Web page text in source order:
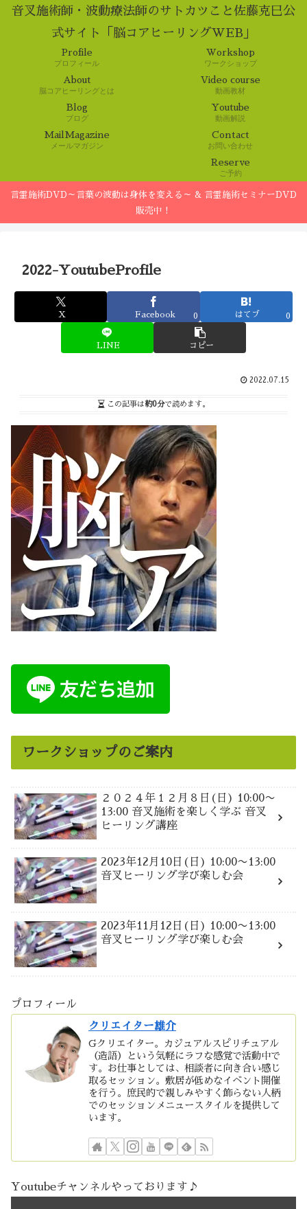
音叉施術師・波動療法師のサトカツこと佐藤克巳公
式サイト「脳コアヒーリングWEB」
Profile
プロフィール
Workshop
ワークショップ
About
脳コアヒーリングとは
Video course
動画教材
Blog
ブログ
Youtube
動画解説
MailMagazine
メールマガジン
Contact
お問い合わせ
Reserve
ご予約
言霊施術DVD～言葉の波動は身体を変える～ & 言霊施術セミナーDVD
販売中！
2022-YoutubeProfile
X Facebook 0 はてブ 0
LINE コピー
2022.07.15
この記事は約0分で読めます。
ワークショップのご案内
２０２４年１２月８日(日) 10:00〜
13:00 音叉施術を楽しく学ぶ 音叉
ヒーリング講座
2023年12月10日(日) 10:00〜13:00
音叉ヒーリング学び楽しむ会
2023年11月12日(日) 10:00〜13:00
音叉ヒーリング学び楽しむ会
プロフィール
クリエイター雄介
Gクリエイター。カジュアルスピリチュアル
（造語）という気軽にラフな感覚で活動中で
す。お仕事としては、相談者に向き合い感じ
取るセッション。敷居が低めなイベント開催
を行う。庶民的で親しみやすく飾らない人柄
でのセッションメニュースタイルを提供して
います。
Youtubeチャンネルやっております♪